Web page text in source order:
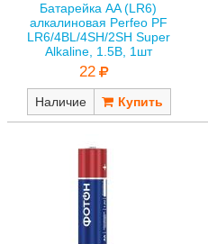
Батарейка AA (LR6)
алкалиновая Perfeo PF
LR6/4BL/4SH/2SH Super
Alkaline, 1.5В, 1шт
22
Наличие